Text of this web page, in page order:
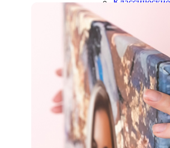
Ваш город:
Ваш регион доставки
Выберите из списка:
Классические
13х18
15х15
15х20
20х20
20х30
30х30
30х40
А4
Фото
в